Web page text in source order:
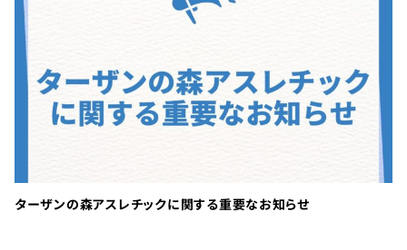
ターザンの森アスレチックに関する重要なお知らせ